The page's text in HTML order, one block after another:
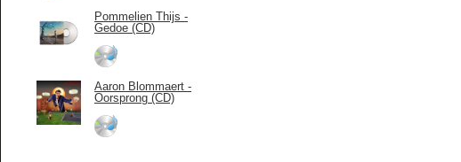
Pommelien Thijs -
Gedoe (CD)
Aaron Blommaert -
Oorsprong (CD)